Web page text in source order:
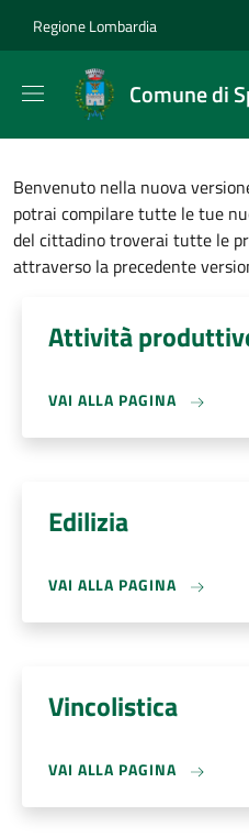
Regione Lombardia
Comune di
Benvenuto nella nuova
potrai compilare tutte le tue
del cittadino troverai tutte le
attraverso la precedente
Attività
VAI ALLA PAGINA
Edilizia
VAI ALLA PAGINA
Vincolistica
VAI ALLA PAGINA